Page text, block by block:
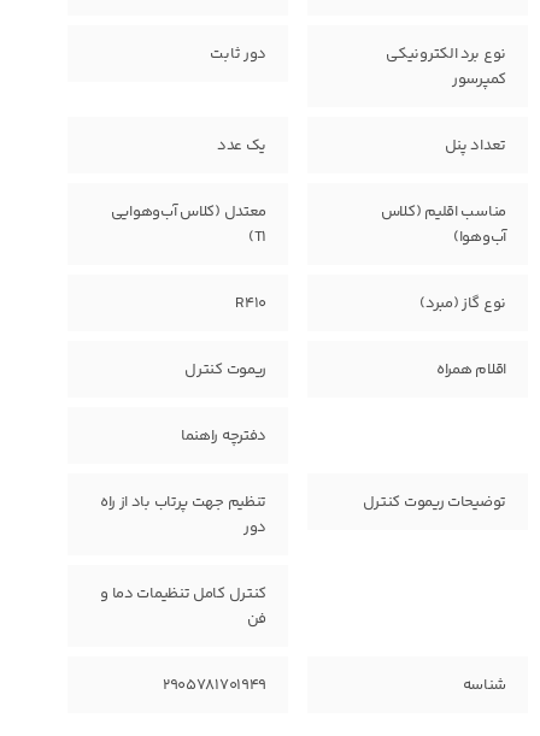
نوع برد الکترونیکی
کمپرسور
دور ثابت
تعداد پنل یک عدد
مناسب اقلیم (کلاس
آب‌و‌هوا)
معتدل (کلاس آب‌وهوایی
T1)
نوع گاز (مبرد) R410
اقلام همراه ریموت کنترل
دفترچه راهنما
توضیحات ریموت کنترل
تنظیم جهت پرتاب باد از راه
دور
کنترل کامل تنظیمات دما و
فن
شناسه 2905781701949